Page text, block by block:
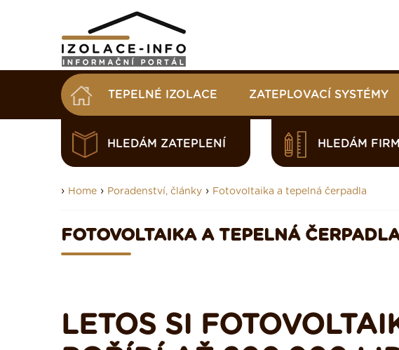
TEPELNÉ IZOLACE ZATEPLOVACÍ SYSTÉMY
HLEDÁM ZATEPLENÍ HLEDÁM
› Home › Poradenství, články › Fotovoltaika a tepelná čerpadla
FOTOVOLTAIKA A TEPELNÁ
LETOS SI